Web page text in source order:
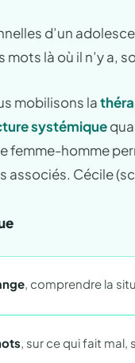
d’un
mots là où il n’y a,
mobilisons la
systémique
femme-homme
associés. Cécile
, comprendre la
, sur ce qui fait